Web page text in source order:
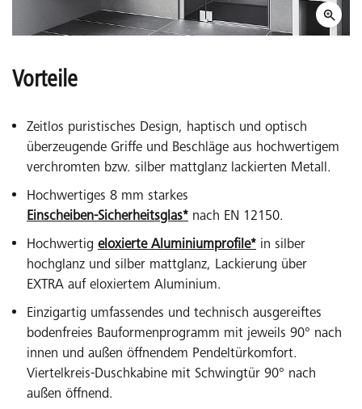
Vorteile
Zeitlos puristisches Design, haptisch und optisch
überzeugende Griffe und Beschläge aus hochwertigem
verchromten bzw. silber mattglanz lackierten Metall.
Hochwertiges 8 mm starkes
Einscheiben-Sicherheitsglas* nach EN 12150.
Hochwertig eloxierte Aluminiumprofile* in silber
hochglanz und silber mattglanz, Lackierung über
EXTRA auf eloxiertem Aluminium.
Einzigartig umfassendes und technisch ausgereiftes
bodenfreies Bauformenprogramm mit jeweils 90° nach
innen und außen öffnendem Pendeltürkomfort.
Viertelkreis-Duschkabine mit Schwingtür 90° nach
außen öffnend.